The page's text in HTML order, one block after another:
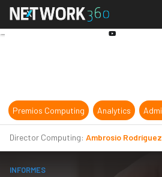
Premios Computing Analytics
Director Computing: Ambrosio Rodríguez
INFORMES